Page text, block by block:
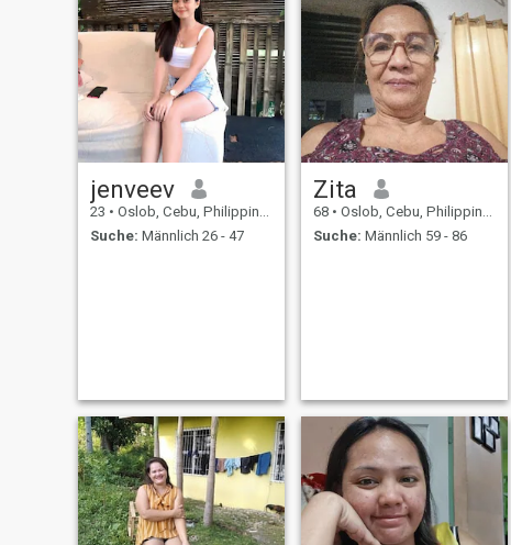
jenveev
23 • Oslob, Cebu, Philippinen
Suche: Männlich 26 - 47
Zita
68 • Oslob, Cebu, Philippinen
Suche: Männlich 59 - 86